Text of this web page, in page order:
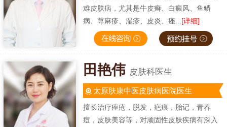
难皮肤病，尤其是牛皮癣、白癜风、鱼鳞
病、荨麻疹、湿疹、皮炎、痤... [详细]
田艳伟 皮肤科医生
太原肤康中医皮肤病医院医生
擅长治疗痤疮，脱发，疤痕，胎记，青春
痘，皮肤美容等，对顽固性皮肤疾病有深入